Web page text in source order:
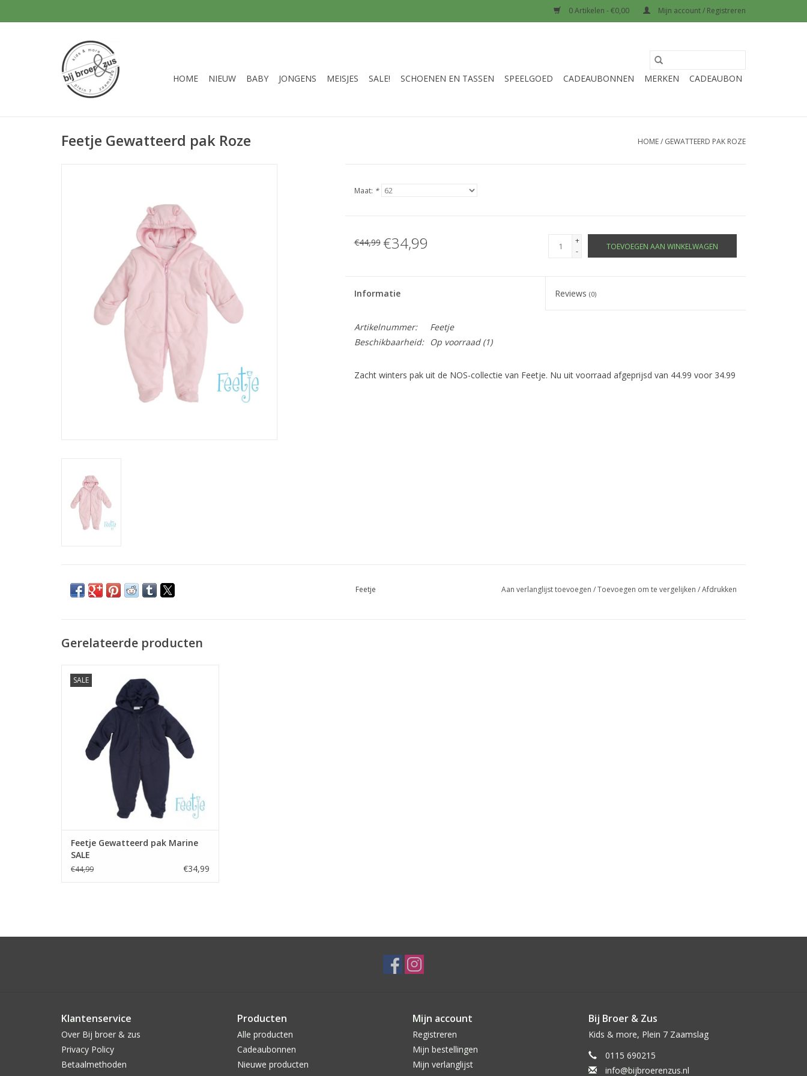
0 Artikelen - €0,00 Mijn account / Registreren
HOME NIEUW BABY JONGENS MEISJES SALE! SCHOENEN EN TASSEN SPEELGOED CADEAUBONNEN MERKEN CADEAUBON
Feetje Gewatteerd pak Roze HOME/ GEWATTEERD PAK ROZE
Maat: *
€44,99 €34,99
+
-
TOEVOEGEN AAN WINKELWAGEN
Informatie Reviews(0)
Artikelnummer:
Feetje
Beschikbaarheid:
Op voorraad(1)
Zacht winters pak uit de NOS-collectie van Feetje. Nu uit voorraad afgeprijsd van 44.99 voor 34.99
Feetje Aan verlanglijst toevoegen /Toevoegen om te vergelijken /Afdrukken
Gerelateerde producten
SALE
TOEVOEGEN AAN WINKELWAGEN
Feetje Gewatteerd pak Marine
SALE
€44,99 €34,99
Klantenservice
Over Bij broer & zus
Privacy Policy
Betaalmethoden
Producten
Alle producten
Cadeaubonnen
Nieuwe producten
Mijn account
Registreren
Mijn bestellingen
Mijn verlanglijst
Bij Broer & Zus
Kids & more, Plein 7 Zaamslag
0115 690215
info@bijbroerenzus.nl